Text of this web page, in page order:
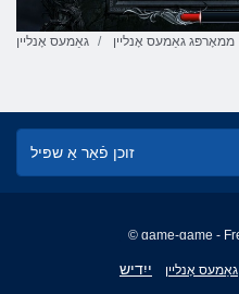
גאַמעס אָנליין ממאָרפּג גאַמעס אָנליין
ייִדישEnglish
גאַמעס אָנליין